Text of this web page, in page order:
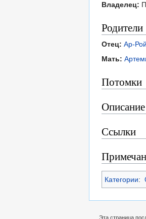
Владелец:
Родители
Отец: Ар-Рой
Мать:
Потомки
Описание
Ссылки
Категории:
Эта страница